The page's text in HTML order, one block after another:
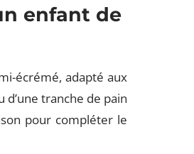
enfant de
écrémé, adapté aux
d’une tranche de pain
pour compléter le